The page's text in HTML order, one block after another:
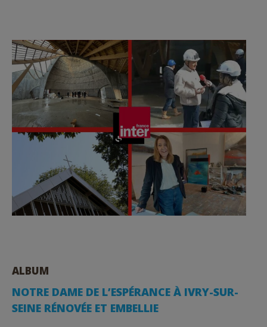
ALBUM
NOTRE DAME DE L’ESPÉRANCE À IVRY-SUR-
SEINE RÉNOVÉE ET EMBELLIE